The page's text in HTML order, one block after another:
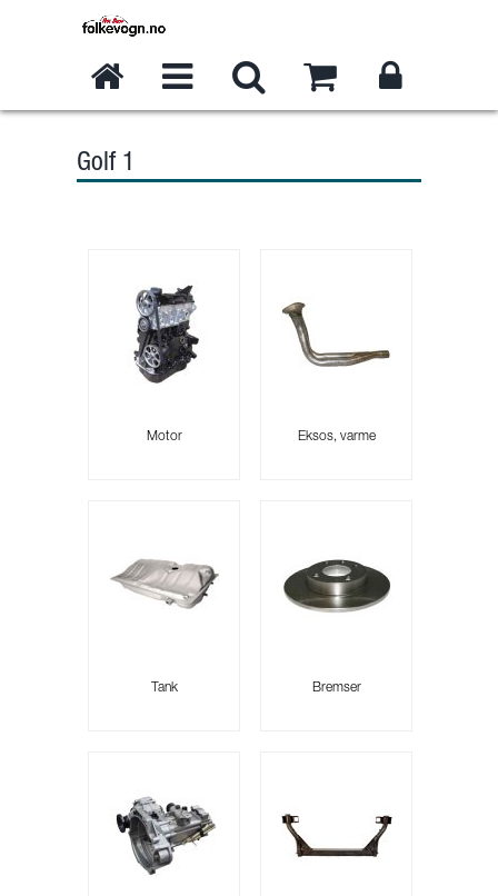
Golf 1
Motor Eksos, varme
Tank Bremser